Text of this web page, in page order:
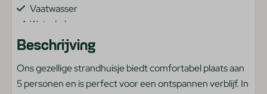
Vaatwasser
Waterkoker
Verwarming & Verkoeling
Centrale verwarming
Beschrijving
Ons gezellige strandhuisje biedt comfortabel plaats aan
5 personen en is perfect voor een ontspannen verblijf. In